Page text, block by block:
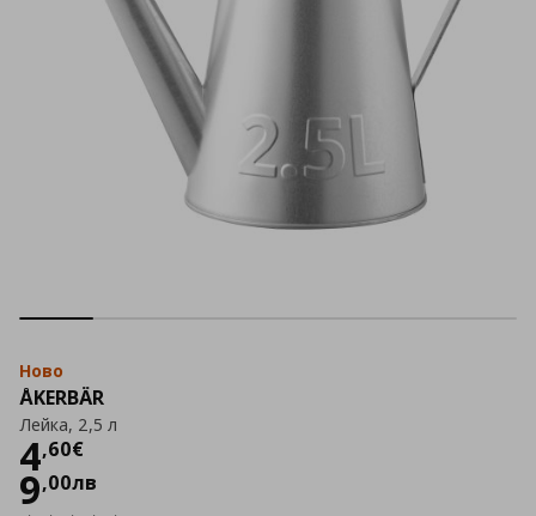
Ново
ÅKERBÄR
Лейка, 2,5 л
4,60€
Цена
9,00лв